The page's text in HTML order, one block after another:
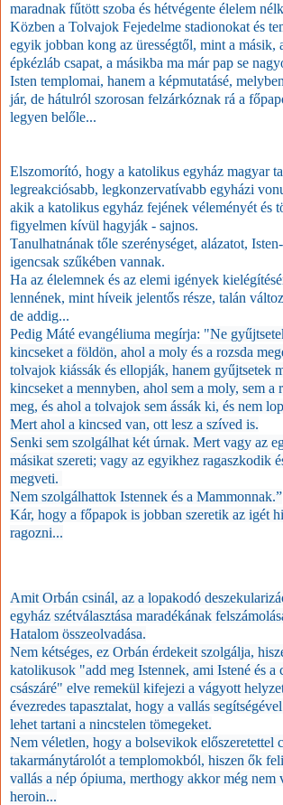
maradnak fűtött szoba és hétvégente élelem
Közben a Tolvajok Fejedelme stadionokat és
egyik jobban kong az ürességtől, mint a másik,
épkézláb csapat, a másikba ma már pap se
Isten templomai, hanem a képmutatásé,
jár, de hátulról szorosan felzárkóznak rá a
legyen belőle...
Elszomorító, hogy a katolikus egyház magyar
legreakciósabb, legkonzervatívabb egyházi
akik a katolikus egyház fejének véleményét és
figyelmen kívül hagyják - sajnos.
Tanulhatnának tőle szerénységet, alázatot,
igencsak szűkében vannak.
Ha az élelemnek és az elemi igények
lennének, mint híveik jelentős része, talán
de addig...
Pedig Máté evangéliuma megírja: "Ne
kincseket a földön, ahol a moly és a rozsda
tolvajok kiássák és ellopják, hanem gyűjtsetek
kincseket a mennyben, ahol sem a moly, sem a
meg, és ahol a tolvajok sem ássák ki, és nem
Mert ahol a kincsed van, ott lesz a szíved is.
Senki sem szolgálhat két úrnak. Mert vagy az
másikat szereti; vagy az egyikhez ragaszkodik
megveti.
Nem szolgálhattok Istennek és a Mammonnak.”
Kár, hogy a főpapok is jobban szeretik az igét
ragozni...
Amit Orbán csinál, az a lopakodó
egyház szétválasztása maradékának
Hatalom összeolvadása.
Nem kétséges, ez Orbán érdekeit szolgálja,
katolikusok "add meg Istennek, ami Istené és a
császáré" elve remekül kifejezi a vágyott
évezredes tapasztalat, hogy a vallás
lehet tartani a nincstelen tömegeket.
Nem véletlen, hogy a bolsevikok előszeretettel
takarmánytárolót a templomokból, hiszen ők
vallás a nép ópiuma, merthogy akkor még nem
heroin...